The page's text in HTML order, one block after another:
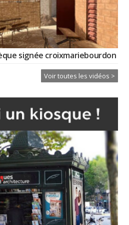
signée croixmariebourdon
Voir toutes les vidéos >